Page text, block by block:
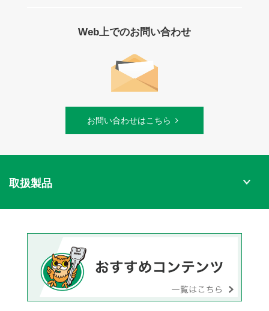
Web上でのお問い合わせ
お問い合わせはこちら
取扱製品